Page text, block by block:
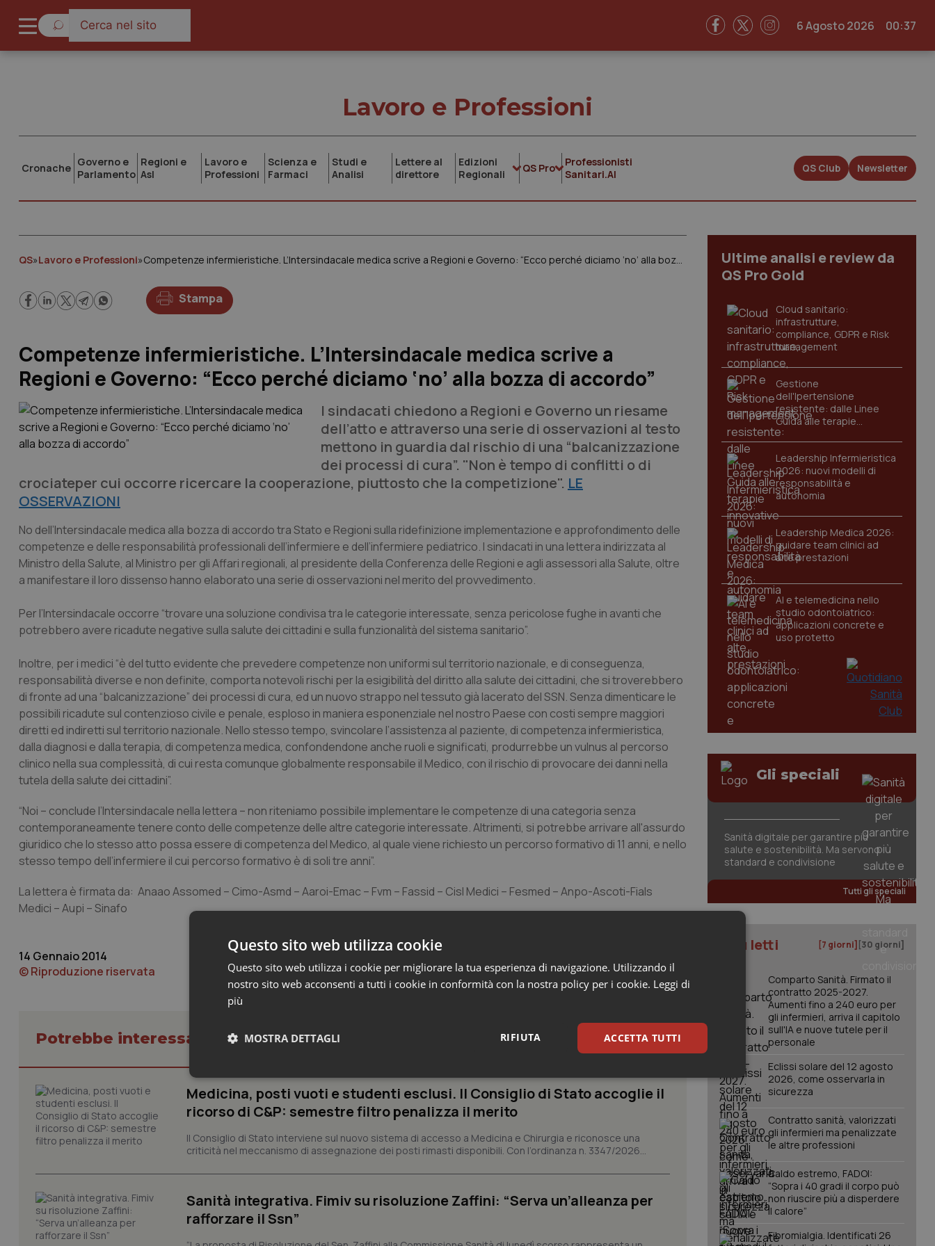
6 Agosto 2026 00:37
Lavoro e Professioni
Cronache Governo e
Parlamento
Regioni e
Asl
Lavoro e
Professioni
Scienza e
Farmaci
Studi e
Analisi
Lettere al
direttore
Edizioni
Regionali
QS Pro
Professionisti
Sanitari.AI
QS Club Newsletter
QS»Lavoro e Professioni» Competenze infermieristiche. L’Intersindacale medica scrive a Regioni e Governo: “Ecco perché diciamo ‘no’ alla bozza di accordo”
Stampa
Competenze infermieristiche. L’Intersindacale medica scrive a
Regioni e Governo: “Ecco perché diciamo ‘no’ alla bozza di accordo”
I sindacati chiedono a Regioni e Governo un riesame
dell’atto e attraverso una serie di osservazioni al testo
mettono in guardia dal rischio di una “balcanizzazione
dei processi di cura”. "Non è tempo di conflitti o di
crociateper cui occorre ricercare la cooperazione, piuttosto che la competizione". LE
OSSERVAZIONI
No dell’Intersindacale medica alla bozza di accordo tra Stato e Regioni sulla ridefinizione implementazione e approfondimento delle
competenze e delle responsabilità professionali dell’infermiere e dell’infermiere pediatrico. I sindacati in una lettera indirizzata al
Ministro della Salute, al Ministro per gli Affari regionali, al presidente della Conferenza delle Regioni e agli assessori alla Salute, oltre
a manifestare il loro dissenso hanno elaborato una serie di osservazioni nel merito del provvedimento.
Per l’Intersindacale occorre “trovare una soluzione condivisa tra le categorie interessate, senza pericolose fughe in avanti che
potrebbero avere ricadute negative sulla salute dei cittadini e sulla funzionalità del sistema sanitario”.
Inoltre, per i medici “è del tutto evidente che prevedere competenze non uniformi sul territorio nazionale, e di conseguenza,
responsabilità diverse e non definite, comporta notevoli rischi per la esigibilità del diritto alla salute dei cittadini, che si troverebbero
di fronte ad una “balcanizzazione” dei processi di cura, ed un nuovo strappo nel tessuto già lacerato del SSN. Senza dimenticare le
possibili ricadute sul contenzioso civile e penale, esploso in maniera esponenziale nel nostro Paese con costi sempre maggiori
diretti ed indiretti sul territorio nazionale. Nello stesso tempo, svincolare l’assistenza al paziente, di competenza infermieristica,
dalla diagnosi e dalla terapia, di competenza medica, confondendone anche ruoli e significati, produrrebbe un vulnus al percorso
clinico nella sua complessità, di cui resta comunque globalmente responsabile il Medico, con il rischio di provocare dei danni nella
tutela della salute dei cittadini”.
“Noi – conclude l’Intersindacale nella lettera – non riteniamo possibile implementare le competenze di una categoria senza
contemporaneamente tenere conto delle competenze delle altre categorie interessate. Altrimenti, si potrebbe arrivare all'assurdo
giuridico che lo stesso atto possa essere di competenza del Medico, al quale viene richiesto un percorso formativo di 11 anni, e nello
stesso tempo dell’infermiere il cui percorso formativo è di soli tre anni”.
La lettera è firmata da: Anaao Assomed – Cimo-Asmd – Aaroi-Emac – Fvm – Fassid – Cisl Medici – Fesmed – Anpo-Ascoti-Fials
Medici – Aupi – Sinafo
14 Gennaio 2014
© Riproduzione riservata
Potrebbe interessarti in Lavoro e Professioni
Medicina, posti vuoti e studenti esclusi. Il Consiglio di Stato accoglie il
ricorso di C&P: semestre filtro penalizza il merito
Il Consiglio di Stato interviene sul nuovo sistema di accesso a Medicina e Chirurgia e riconosce una
criticità nel meccanismo di assegnazione dei posti rimasti disponibili. Con l’ordinanza n. 3347/2026...
Sanità integrativa. Fimiv su risoluzione Zaffini: “Serva un’alleanza per
rafforzare il Ssn”
Ultime analisi e review da
QS Pro Gold
Cloud sanitario:
infrastrutture,
compliance, GDPR e Risk
management
Gestione
dell'Ipertensione
resistente: dalle Linee
Guida alle terapie
innovative
Leadership Infermieristica
2026: nuovi modelli di
responsabilità e
autonomia
Leadership Medica 2026:
guidare team clinici ad
alte prestazioni
AI e telemedicina nello
studio odontoiatrico:
applicazioni concrete e
uso protetto
Gli speciali
Sanità digitale per garantire più
salute e sostenibilità. Ma servono
standard e condivisione
Tutti gli speciali
I più letti [7 giorni] [30 giorni]
Comparto Sanità. Firmato il
contratto 2025-2027.
Aumenti fino a 240 euro per
gli infermieri, arriva il capitolo
sull'IA e nuove tutele per il
personale
Eclissi solare del 12 agosto
2026, come osservarla in
sicurezza
Contratto sanità, valorizzati
gli infermieri ma penalizzate
le altre professioni
Caldo estremo, FADOI:
“Sopra i 40 gradi il corpo può
non riuscire più a disperdere
il calore”
Fibromialgia. Identificati 26
Questo sito web utilizza cookie
Questo sito web utilizza i cookie per migliorare la tua esperienza di navigazione. Utilizzando il
nostro sito web acconsenti a tutti i cookie in conformità con la nostra policy per i cookie. Leggi di
più
ACCETTA TUTTI
RIFIUTA
MOSTRA DETTAGLI
Necessari Statistici Marketing
Necessari Statistici Marketing
I cookie necessari contribuiscono a rendere fruibile il sito web abilitandone funzionalità di base quali la navigazione sulle pagine
e l'accesso alle aree protette del sito. Il sito web non è in grado di funzionare correttamente senza questi cookie.